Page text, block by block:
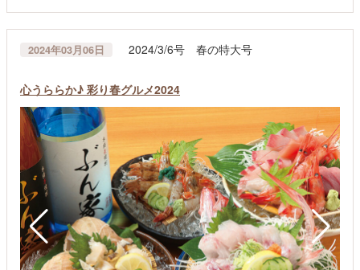
2024年03月06日 2024/3/6号 春の特大号
心うららか♪ 彩り春グルメ2024